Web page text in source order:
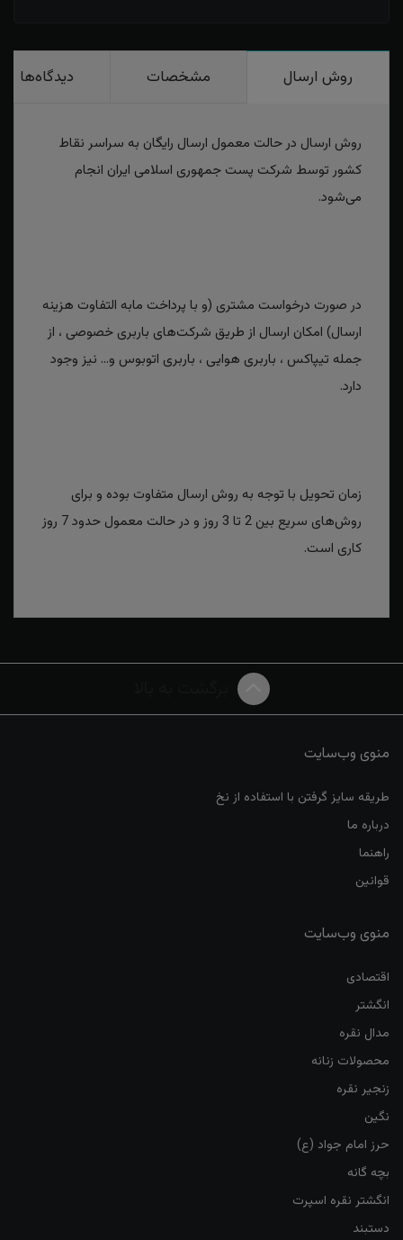
روش ارسال مشخصات دیدگاه‌ها
روش ارسال در حالت معمول ارسال رایگان به سراسر نقاط
کشور توسط شرکت پست جمهوری اسلامی ایران انجام
می‌شود.
در صورت درخواست مشتری (و با پرداخت مابه التفاوت هزینه
ارسال) امکان ارسال از طریق شرکت‌های باربری خصوصی ، از
جمله تیپاکس ، باربری هوایی ، باربری اتوبوس و... نیز وجود
دارد.
زمان تحویل با توجه به روش ارسال متفاوت بوده و برای
روش‌های سریع بین 2 تا 3 روز و در حالت معمول حدود 7 روز
کاری است.
منوی وب‌سایت
طریقه سایز گرفتن با استفاده از نخ
درباره ما
راهنما
قوانین
منوی وب‌سایت
اقتصادی
انگشتر
مدال نقره
محصولات زنانه
زنجیر نقره
نگین
حرز امام جواد (ع)
بچه گانه
انگشتر نقره اسپرت
دستبند